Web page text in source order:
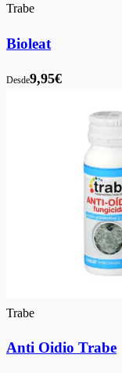
Trabe
Bioleat
Desde9,95€
Trabe
Anti Oidio Trabe